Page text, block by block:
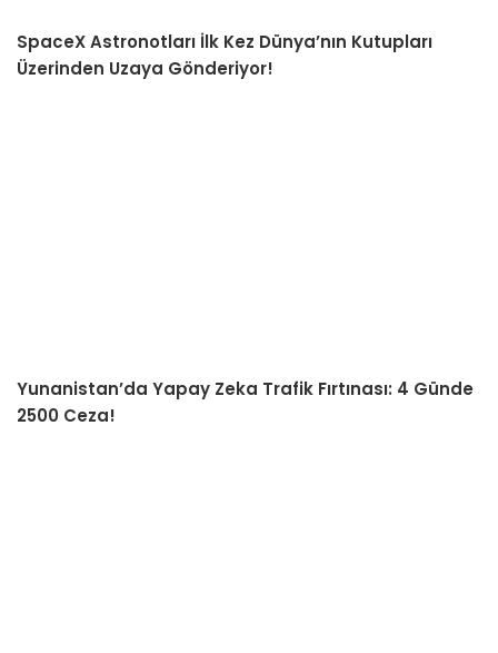
SpaceX Astronotları İlk Kez Dünya’nın Kutupları
Üzerinden Uzaya Gönderiyor!
Yunanistan’da Yapay Zeka Trafik Fırtınası: 4 Günde
2500 Ceza!